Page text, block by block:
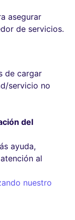
asegurar
de servicios.
de cargar
servicio no
del
ayuda,
al
nuestro